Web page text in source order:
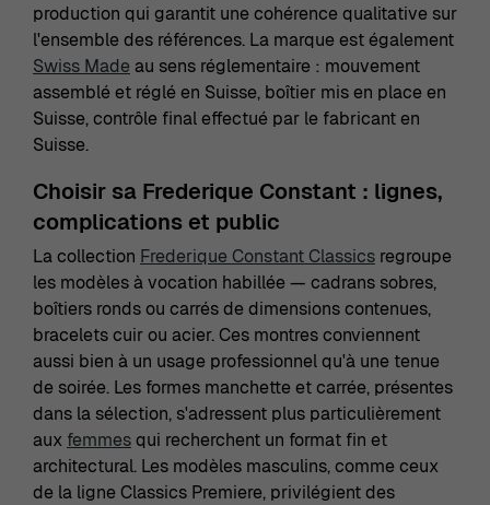
production qui garantit une cohérence qualitative sur
l'ensemble des références. La marque est également
Swiss Made au sens réglementaire : mouvement
assemblé et réglé en Suisse, boîtier mis en place en
Suisse, contrôle final effectué par le fabricant en
Suisse.
Choisir sa Frederique Constant : lignes,
complications et public
La collection Frederique Constant Classics regroupe
les modèles à vocation habillée — cadrans sobres,
boîtiers ronds ou carrés de dimensions contenues,
bracelets cuir ou acier. Ces montres conviennent
aussi bien à un usage professionnel qu'à une tenue
de soirée. Les formes manchette et carrée, présentes
dans la sélection, s'adressent plus particulièrement
aux femmesqui recherchent un format fin et
architectural. Les modèles masculins, comme ceux
de la ligne Classics Premiere, privilégient des